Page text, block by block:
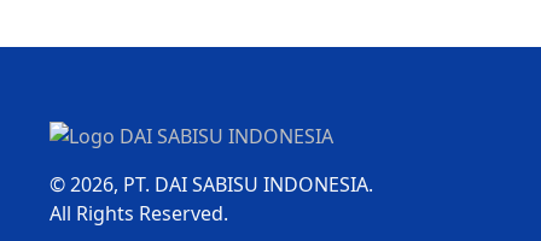
©2026, PT. DAI SABISU INDONESIA.
All Rights Reserved.